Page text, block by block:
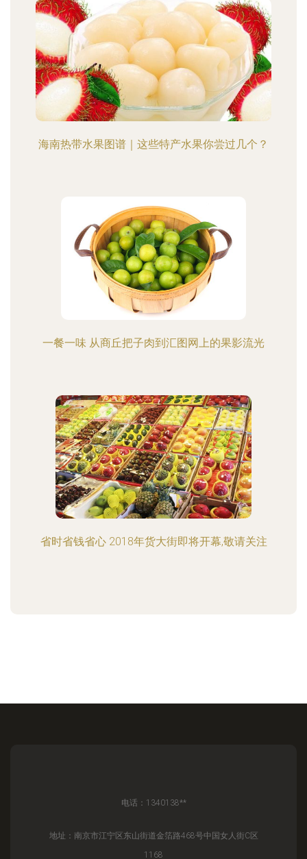
海南热带水果图谱｜这些特产水果你尝过几个？
一餐一味 从商丘把子肉到汇图网上的果影流光
省时省钱省心 2018年货大街即将开幕,敬请关注
电话：1340138**
地址：南京市江宁区东山街道金箔路468号中国女人街C区
1168